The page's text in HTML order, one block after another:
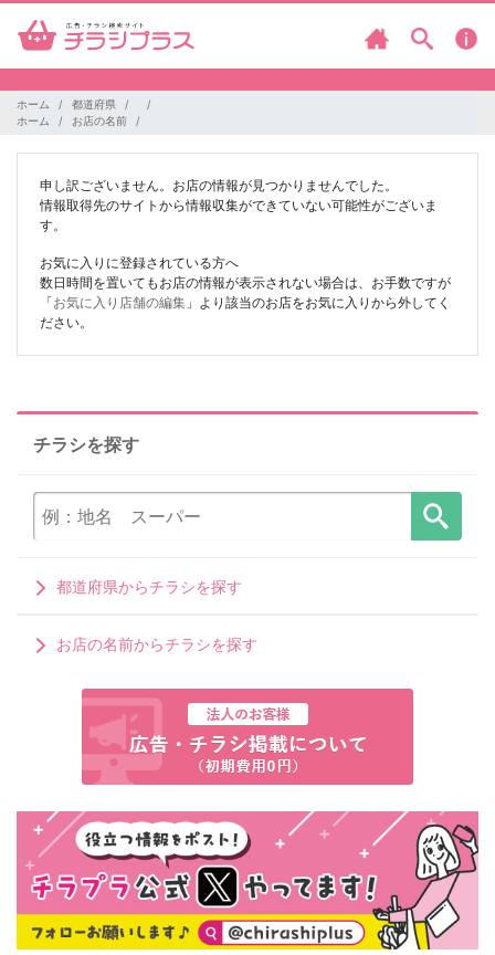
ホーム
都道府県
ホーム
お店の名前
申し訳ございません。お店の情報が見つかりませんでした。
情報取得先のサイトから情報収集ができていない可能性がございま
す。
お気に入りに登録されている方へ
数日時間を置いてもお店の情報が表示されない場合は、お手数ですが
「お気に入り店舗の編集 」より該当のお店をお気に入りから外してく
ださい。
チラシを探す
都道府県からチラシを探す
お店の名前からチラシを探す